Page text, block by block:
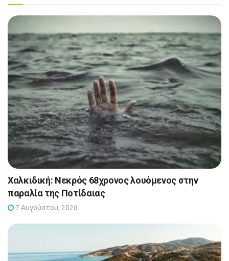
Χαλκιδική: Νεκρός 68χρονος λουόμενος στην
παραλία της Ποτίδαιας
7 Αυγούστου, 2026